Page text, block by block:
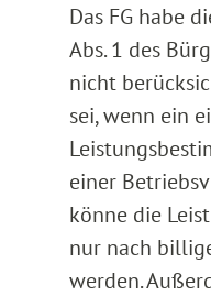
Das FG habe
Abs. 1 des
nicht
sei, wenn ein
einer
könne die
nur nach
werden.